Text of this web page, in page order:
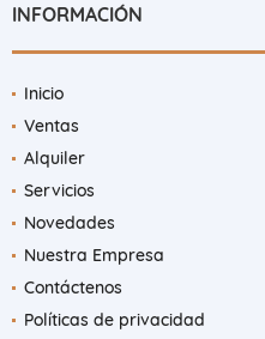
INFORMACIÓN
Inicio
Ventas
Alquiler
Servicios
Novedades
Nuestra Empresa
Contáctenos
Políticas de privacidad